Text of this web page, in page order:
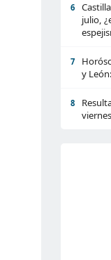
6
julio,
7
y
8